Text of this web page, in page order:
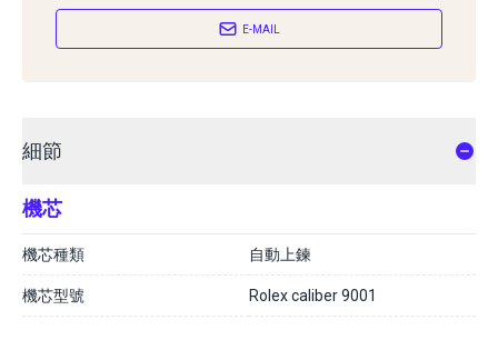
E-MAIL
細節
機芯
機芯種類 自動上鍊
機芯型號 Rolex caliber 9001